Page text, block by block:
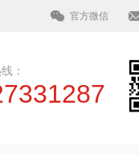
官方微信
：